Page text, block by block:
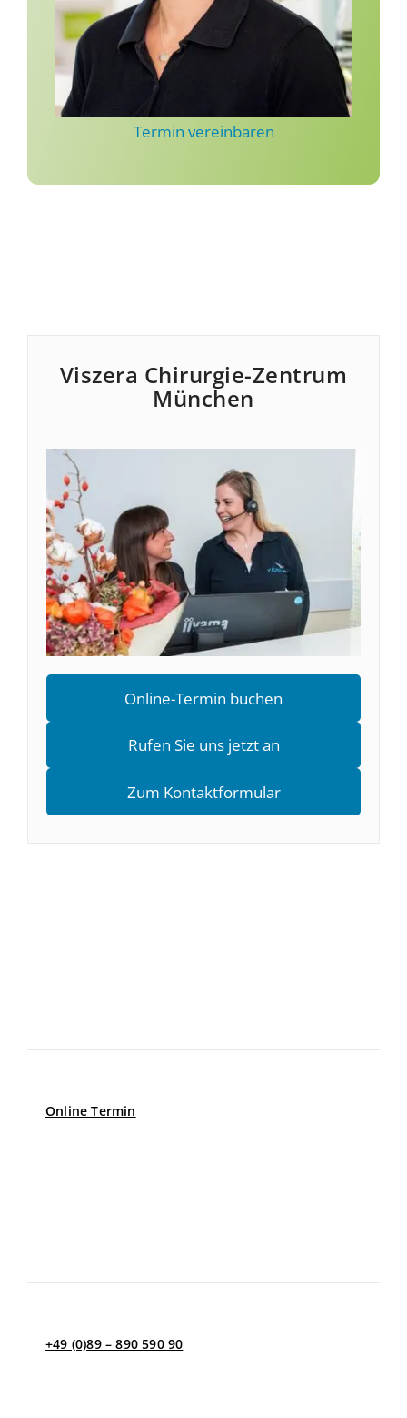
Termin vereinbaren
Viszera Chirurgie-Zentrum
München
Online-Termin buchen
Rufen Sie uns jetzt an
Zum Kontaktformular
Online Termin
+49 (0)89 – 890 590 90